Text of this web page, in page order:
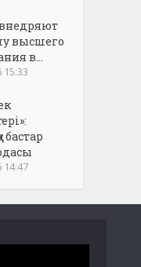
высшего
в...
15:33
бастар
14:47